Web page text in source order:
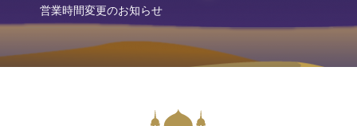
営業時間変更のお知らせ